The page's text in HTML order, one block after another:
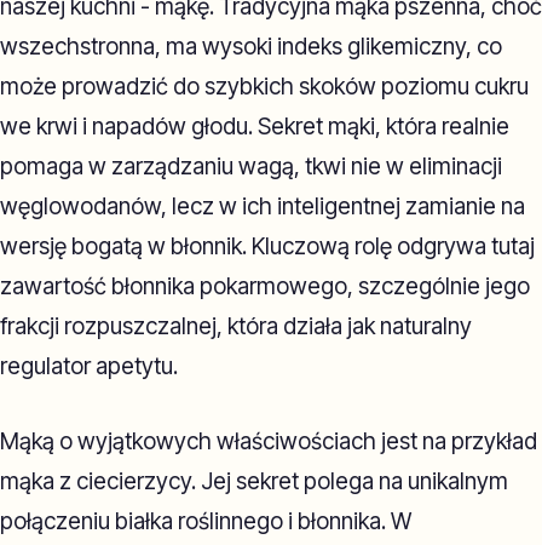
naszej kuchni - mąkę. Tradycyjna mąka pszenna, choć
wszechstronna, ma wysoki indeks glikemiczny, co
może prowadzić do szybkich skoków poziomu cukru
we krwi i napadów głodu. Sekret mąki, która realnie
pomaga w zarządzaniu wagą, tkwi nie w eliminacji
węglowodanów, lecz w ich inteligentnej zamianie na
wersję bogatą w błonnik. Kluczową rolę odgrywa tutaj
zawartość błonnika pokarmowego, szczególnie jego
frakcji rozpuszczalnej, która działa jak naturalny
regulator apetytu.
Mąką o wyjątkowych właściwościach jest na przykład
mąka z ciecierzycy. Jej sekret polega na unikalnym
połączeniu białka roślinnego i błonnika. W